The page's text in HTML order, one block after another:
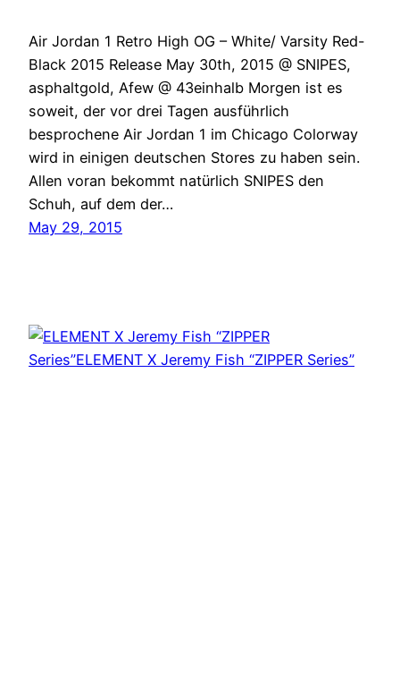
Air Jordan 1 Retro High OG – White/ Varsity Red-
Black 2015 Release May 30th, 2015 @ SNIPES,
asphaltgold, Afew @ 43einhalb Morgen ist es
soweit, der vor drei Tagen ausführlich
besprochene Air Jordan 1 im Chicago Colorway
wird in einigen deutschen Stores zu haben sein.
Allen voran bekommt natürlich SNIPES den
Schuh, auf dem der…
May 29, 2015